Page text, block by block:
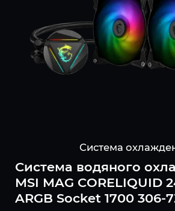
Система
Система водяного
MSI MAG CORELIQUID
ARGB Socket 1700 306-